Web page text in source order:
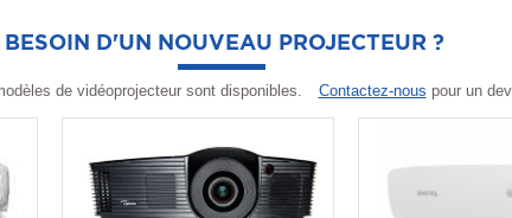
BESOIN D'UN NOUVEAU PROJECTEUR ?
de vidéoprojecteur sont disponibles. Contactez-nous pour un